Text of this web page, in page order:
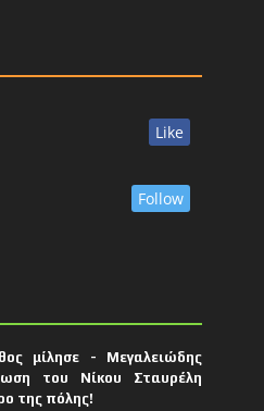
Like
Follow
μίλησε - Μεγαλειώδης
του Νίκου Σταυρέλη
της πόλης!